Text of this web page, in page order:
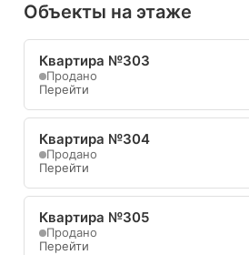
Объекты на этаже
Квартира №303
Продано
Перейти
Квартира №304
Продано
Перейти
Квартира №305
Продано
Перейти